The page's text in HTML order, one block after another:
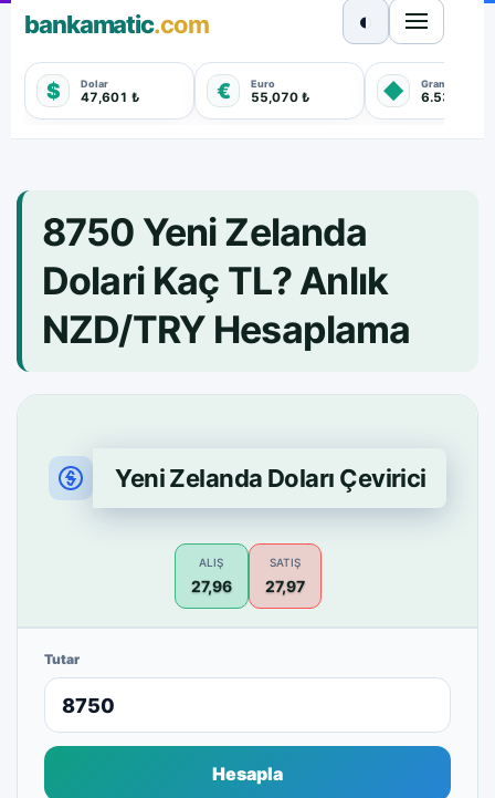
bankamatic.com
$ Dolar
47,601 ₺ € Euro
55,070 ₺ ◆ Gram Altın
6.530,850
◐
8750 Yeni Zelanda
Dolari Kaç TL? Anlık
NZD/TRY Hesaplama
Yeni Zelanda Doları Çevirici
ALIŞ
27,96
SATIŞ
27,97
Tutar
Hesapla